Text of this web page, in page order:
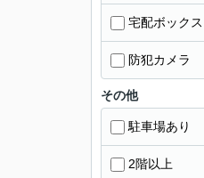
宅配ボックス
防犯カメラ
その他
駐車場あり
2階以上